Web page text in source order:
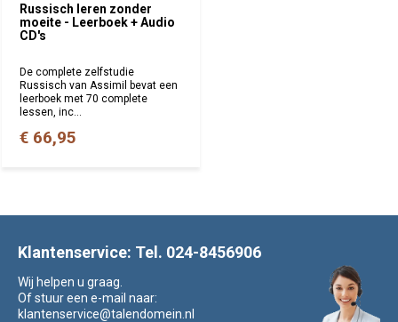
Russisch leren zonder
moeite - Leerboek + Audio
CD's
De complete zelfstudie
Russisch van Assimil bevat een
leerboek met 70 complete
lessen, inc...
€ 66,95
Klantenservice: Tel. 024-8456906
Wij helpen u graag.
Of stuur een e-mail naar:
klantenservice@talendomein.nl